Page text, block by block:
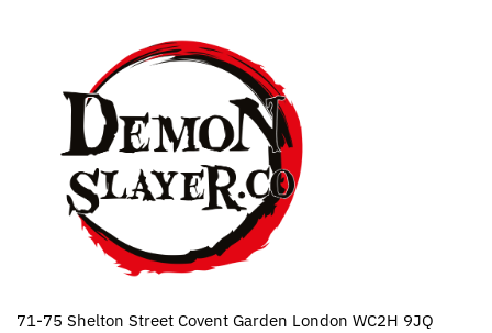
71-75 Shelton Street Covent Garden London WC2H 9JQ